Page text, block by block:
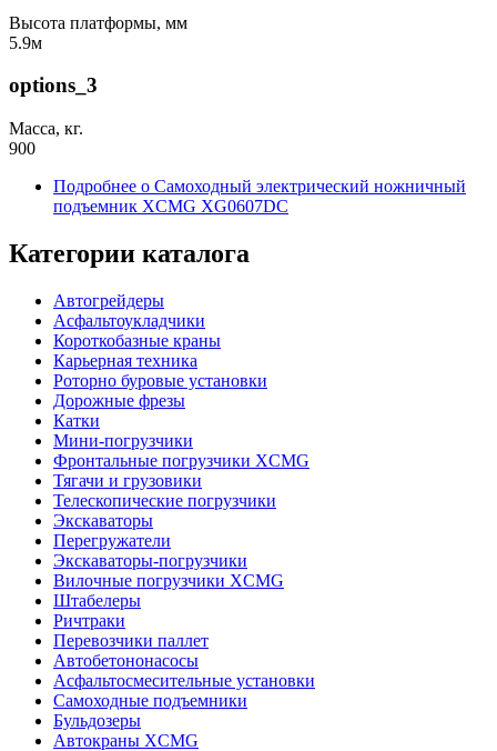
Высота платформы, мм
5.9м
options_3
Масса, кг.
900
Подробнее о Самоходный электрический ножничный
подъемник XCMG XG0607DC
Категории каталога
Автогрейдеры
Асфальтоукладчики
Короткобазные краны
Карьерная техника
Роторно буровые установки
Дорожные фрезы
Катки
Мини-погрузчики
Фронтальные погрузчики XCMG
Тягачи и грузовики
Телескопические погрузчики
Экскаваторы
Перегружатели
Экскаваторы-погрузчики
Вилочные погрузчики XCMG
Штабелеры
Ричтраки
Перевозчики паллет
Автобетононасосы
Асфальтосмесительные установки
Самоходные подъемники
Бульдозеры
Автокраны XCMG